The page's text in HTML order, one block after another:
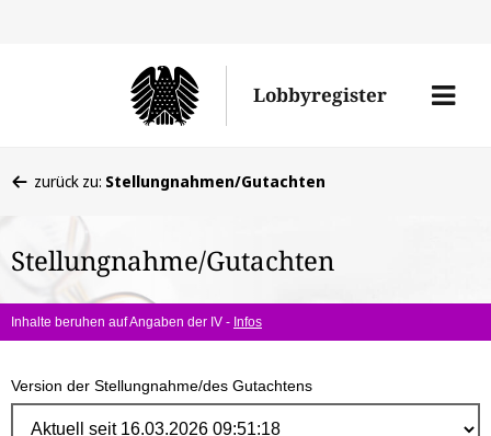
Lobbyregister
Menü
befinden
hier:
zurück zu: Stellungnahmen/Gutachten
Stellungnahme/Gutachten
Inhalte beruhen auf Angaben der IV - Infos
Version der Stellungnahme/des Gutachtens